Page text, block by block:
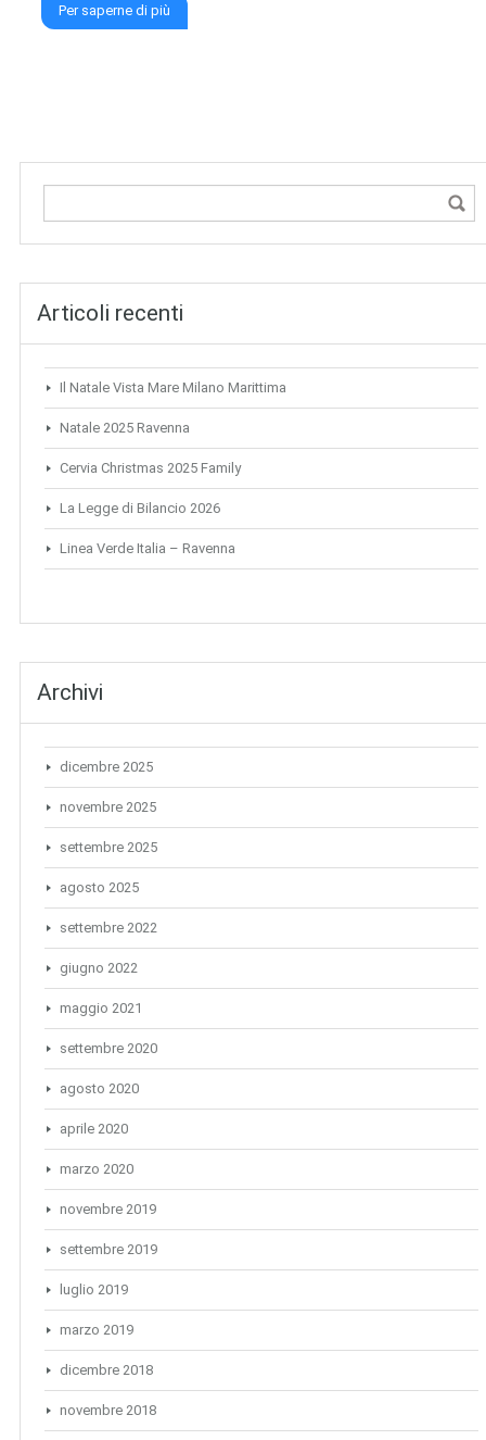
Per saperne di più
Articoli recenti
Il Natale Vista Mare Milano Marittima
Natale 2025 Ravenna
Cervia Christmas 2025 Family
La Legge di Bilancio 2026
Linea Verde Italia – Ravenna
Archivi
dicembre 2025
novembre 2025
settembre 2025
agosto 2025
settembre 2022
giugno 2022
maggio 2021
settembre 2020
agosto 2020
aprile 2020
marzo 2020
novembre 2019
settembre 2019
luglio 2019
marzo 2019
dicembre 2018
novembre 2018